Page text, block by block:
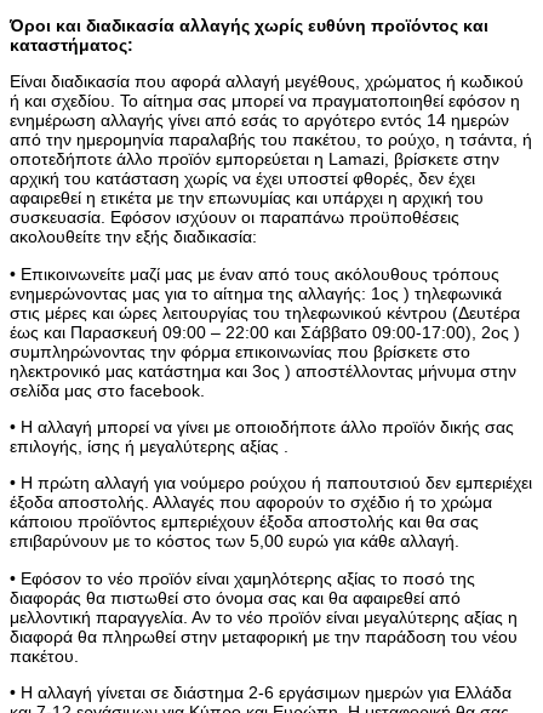
Όροι και διαδικασία αλλαγής χωρίς ευθύνη προϊόντος και
καταστήματος:
Είναι διαδικασία που αφορά αλλαγή μεγέθους, χρώματος ή κωδικού
ή και σχεδίου. Το αίτημα σας μπορεί να πραγματοποιηθεί εφόσον η
ενημέρωση αλλαγής γίνει από εσάς το αργότερο εντός 14 ημερών
από την ημερομηνία παραλαβής του πακέτου, το ρούχο, η τσάντα, ή
οποτεδήποτε άλλο προϊόν εμπορεύεται η Lamazi, βρίσκετε στην
αρχική του κατάσταση χωρίς να έχει υποστεί φθορές, δεν έχει
αφαιρεθεί η ετικέτα με την επωνυμίας και υπάρχει η αρχική του
συσκευασία. Εφόσον ισχύουν οι παραπάνω προϋποθέσεις
ακολουθείτε την εξής διαδικασία:
• Επικοινωνείτε μαζί μας με έναν από τους ακόλουθους τρόπους
ενημερώνοντας μας για το αίτημα της αλλαγής: 1ος ) τηλεφωνικά
στις μέρες και ώρες λειτουργίας του τηλεφωνικού κέντρου (Δευτέρα
έως και Παρασκευή 09:00 – 22:00 και Σάββατο 09:00-17:00), 2ος )
συμπληρώνοντας την φόρμα επικοινωνίας που βρίσκετε στο
ηλεκτρονικό μας κατάστημα και 3ος ) αποστέλλοντας μήνυμα στην
σελίδα μας στο facebook.
• Η αλλαγή μπορεί να γίνει με οποιοδήποτε άλλο προϊόν δικής σας
επιλογής, ίσης ή μεγαλύτερης αξίας .
• Η πρώτη αλλαγή για νούμερο ρούχου ή παπουτσιού δεν εμπεριέχει
έξοδα αποστολής. Αλλαγές που αφορούν το σχέδιο ή το χρώμα
κάποιου προϊόντος εμπεριέχουν έξοδα αποστολής και θα σας
επιβαρύνουν με το κόστος των 5,00 ευρώ για κάθε αλλαγή.
• Εφόσον το νέο προϊόν είναι χαμηλότερης αξίας το ποσό της
διαφοράς θα πιστωθεί στο όνομα σας και θα αφαιρεθεί από
μελλοντική παραγγελία. Αν το νέο προϊόν είναι μεγαλύτερης αξίας η
διαφορά θα πληρωθεί στην μεταφορική με την παράδοση του νέου
πακέτου.
• Η αλλαγή γίνεται σε διάστημα 2-6 εργάσιμων ημερών για Ελλάδα